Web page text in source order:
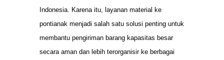
Indonesia. Karena itu, layanan material ke
pontianak menjadi salah satu solusi penting untuk
membantu pengiriman barang kapasitas besar
secara aman dan lebih terorganisir ke berbagai